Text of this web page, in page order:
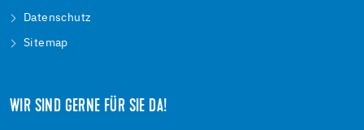
Datenschutz
Sitemap
WIR SIND GERNE FÜR SIE DA!